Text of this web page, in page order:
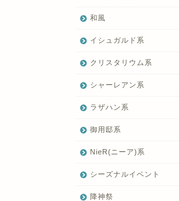
和風
イシュガルド系
クリスタリウム系
シャーレアン系
ラザハン系
御用邸系
NieR(ニーア)系
シーズナルイベント
降神祭